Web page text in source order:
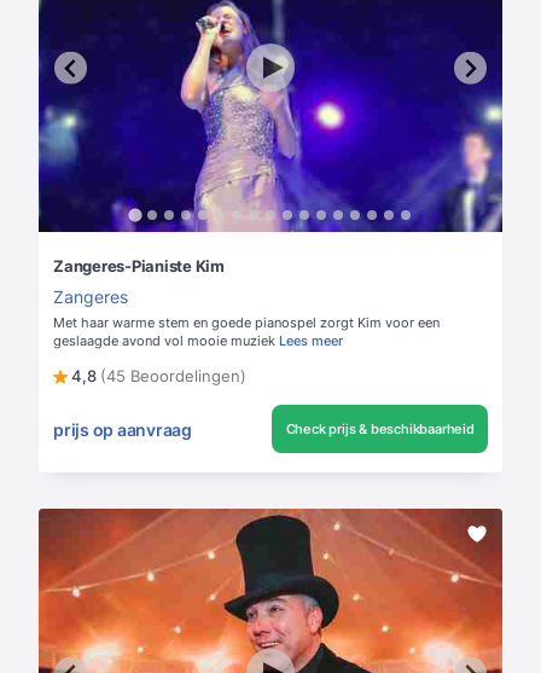
Zangeres-Pianiste Kim
Zangeres
Met haar warme stem en goede pianospel zorgt Kim voor een
geslaagde avond vol mooie muziek Lees meer
4,8 (45 Beoordelingen)
prijs op aanvraag Check prijs & beschikbaarheid